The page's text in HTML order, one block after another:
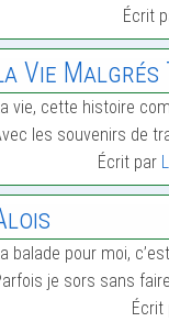
Écrit
Vie
vie, cette histoire
les souvenirs de
Écrit par
balade pour moi,
je sors sans
Écrit